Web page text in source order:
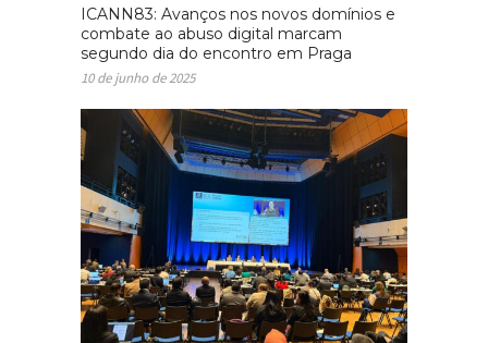
ICANN83: Avanços nos novos domínios e
combate ao abuso digital marcam
segundo dia do encontro em Praga
10 de junho de 2025